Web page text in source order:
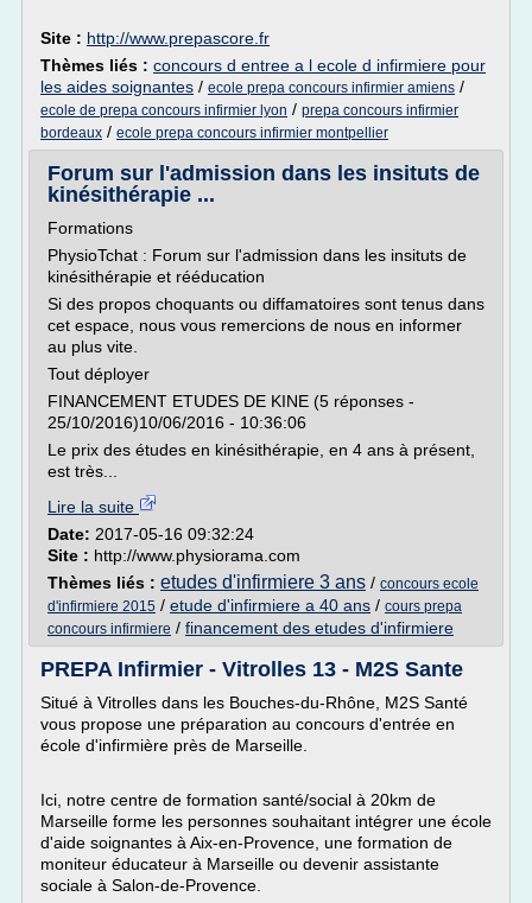
Site : http://www.prepascore.fr
Thèmes liés : concours d entree a l ecole d infirmiere pour
les aides soignantes / ecole prepa concours infirmier amiens /
ecole de prepa concours infirmier lyon / prepa concours infirmier
bordeaux / ecole prepa concours infirmier montpellier
Forum sur l'admission dans les insituts de
kinésithérapie ...
Formations
PhysioTchat : Forum sur l'admission dans les insituts de
kinésithérapie et rééducation
Si des propos choquants ou diffamatoires sont tenus dans
cet espace, nous vous remercions de nous en informer
au plus vite.
Tout déployer
FINANCEMENT ETUDES DE KINE (5 réponses -
25/10/2016)10/06/2016 - 10:36:06
Le prix des études en kinésithérapie, en 4 ans à présent,
est très...
Lire la suite
Date: 2017-05-16 09:32:24
Site : http://www.physiorama.com
Thèmes liés : etudes d'infirmiere 3 ans / concours ecole
d'infirmiere 2015 / etude d'infirmiere a 40 ans / cours prepa
concours infirmiere / financement des etudes d'infirmiere
PREPA Infirmier - Vitrolles 13 - M2S Sante
Situé à Vitrolles dans les Bouches-du-Rhône, M2S Santé
vous propose une préparation au concours d'entrée en
école d'infirmière près de Marseille.
Ici, notre centre de formation santé/social à 20km de
Marseille forme les personnes souhaitant intégrer une école
d'aide soignantes à Aix-en-Provence, une formation de
moniteur éducateur à Marseille ou devenir assistante
sociale à Salon-de-Provence.